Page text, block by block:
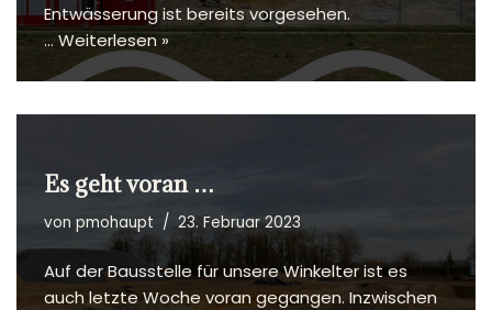
Entwässerung ist bereits vorgesehen.
…Weiterlesen »
Es geht voran …
von pmohaupt 23. Februar 2023
Auf der Bausstelle für unsere Winkelter ist es
auch letzte Woche voran gegangen. Inzwischen